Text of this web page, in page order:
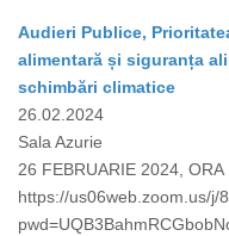
Audieri Publice,
alimentară și siguranța
schimbări climatice
26.02.2024
Sala Azurie
26 FEBRUARIE 2024,
https://us06web.zoom.us/j/